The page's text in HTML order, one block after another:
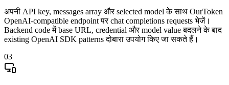
अपनी API key, messages array और selected model के साथ OurToken
OpenAI-compatible endpoint पर chat completions requests भेजें।
Backend code में base URL, credential और model value बदलने के बाद
existing OpenAI SDK patterns दोबारा उपयोग किए जा सकते हैं।
03